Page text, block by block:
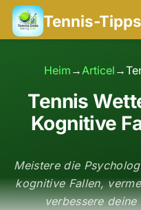
Tennis-Tipps
Heim →Articel →
Tennis
Kognitive
Meistere die
kognitive Fallen,
verbessere